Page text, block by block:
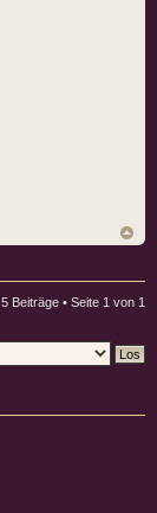
5 Beiträge • Seite 1 von 1